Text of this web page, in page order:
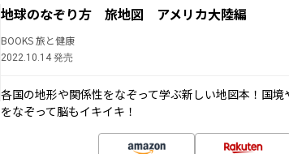
地球のなぞり方 旅地図 アメリカ大陸編
BOOKS 旅と健康
2022.10.14 発売
各国の地形や関係性をなぞって学ぶ新しい地図本！国
をなぞって脳もイキイキ！